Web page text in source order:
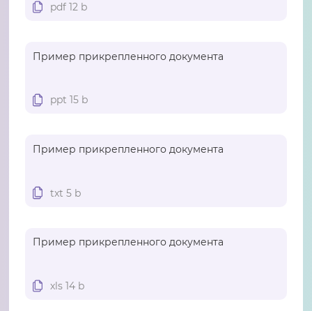
pdf 12 b
Пример прикрепленного документа
ppt 15 b
Пример прикрепленного документа
txt 5 b
Пример прикрепленного документа
xls 14 b